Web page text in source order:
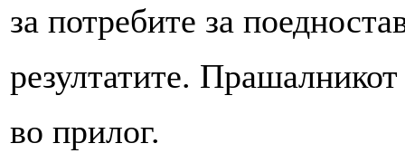
за потребите за
резултатите.
во прилог.